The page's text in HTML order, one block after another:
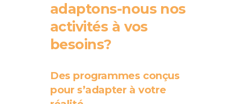
adaptons-nous nos
activités à vos
besoins?
Des programmes conçus
pour s’adapter à votre